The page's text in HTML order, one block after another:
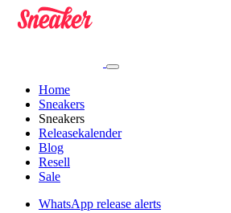
Home
Sneakers
Sneakers
Releasekalender
Blog
Resell
Sale
WhatsApp release alerts